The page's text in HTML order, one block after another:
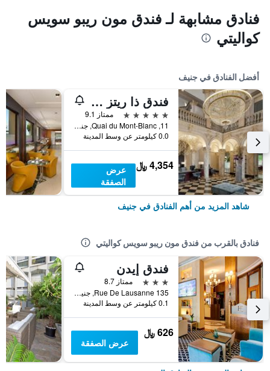
فنادق مشابهة لـ فندق مون ريبو سويس
كواليتي
أفضل الفنادق في جنيف
فندق ذا ريتز كارلتون دي لا بييه، جنيف
5 نجوم
ممتاز 9.1
11, Quai du Mont-Blanc, جنيف, كانتون جنيف, سويسرا
0.0 كيلومتر عن وسط المدينة
4,354 ﷼
عرض
الصفقة
شاهد المزيد من أهم الفنادق في جنيف
فنادق بالقرب من فندق مون ريبو سويس كواليتي
فندق إيدن
3 نجوم
ممتاز 8.7
135 Rue De Lausanne, جنيف, كانتون جنيف, سويسرا
0.1 كيلومتر عن وسط المدينة
626 ﷼
عرض الصفقة